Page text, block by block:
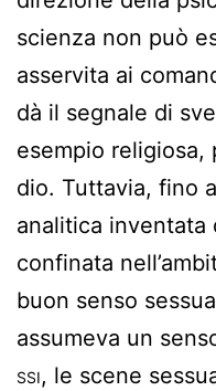
scienza non può
asservita ai
dà il segnale di
esempio religiosa,
dio. Tuttavia, fino
analitica inventata
confinata
buon senso
assumeva un
ssi, le scene